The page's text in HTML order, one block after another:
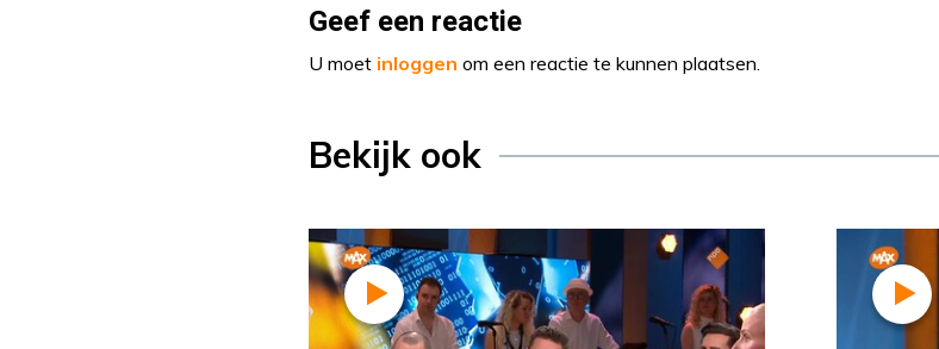
Geef een reactie
U moet inloggen om een reactie te kunnen plaatsen.
Bekijk ook